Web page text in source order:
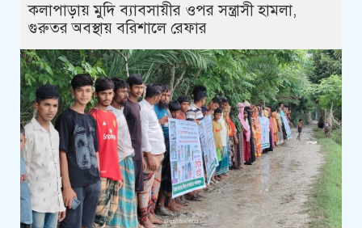
কলাপাড়ায় মুদি ব্যাবসায়ীর ওপর সন্ত্রাসী হামলা,
গুরুতর অবস্থায় বরিশালে রেফার